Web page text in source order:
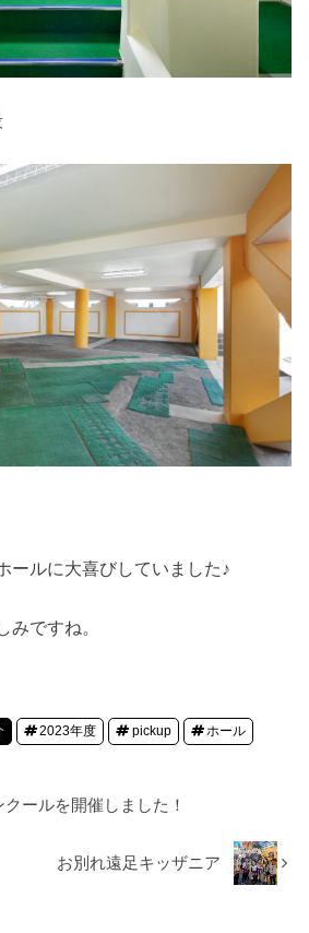
ールに大喜びしていました♪
みですね。
2023年度 pickup ホール
ールを開催しました！
お別れ遠足キッザニア